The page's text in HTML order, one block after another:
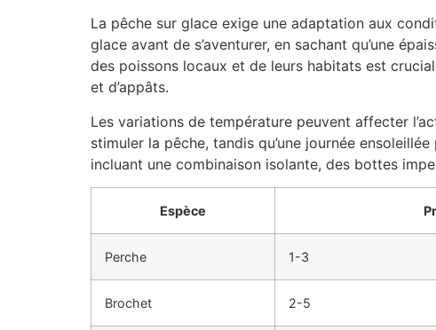
La pêche sur glace exige une adaptation aux
glace avant de s’aventurer, en sachant qu’une
des poissons locaux et de leurs habitats est
et d’appâts.
Les variations de température peuvent affecter
stimuler la pêche, tandis qu’une journée
incluant une combinaison isolante, des bottes
Espèce
Perche 1-3
Brochet 2-5